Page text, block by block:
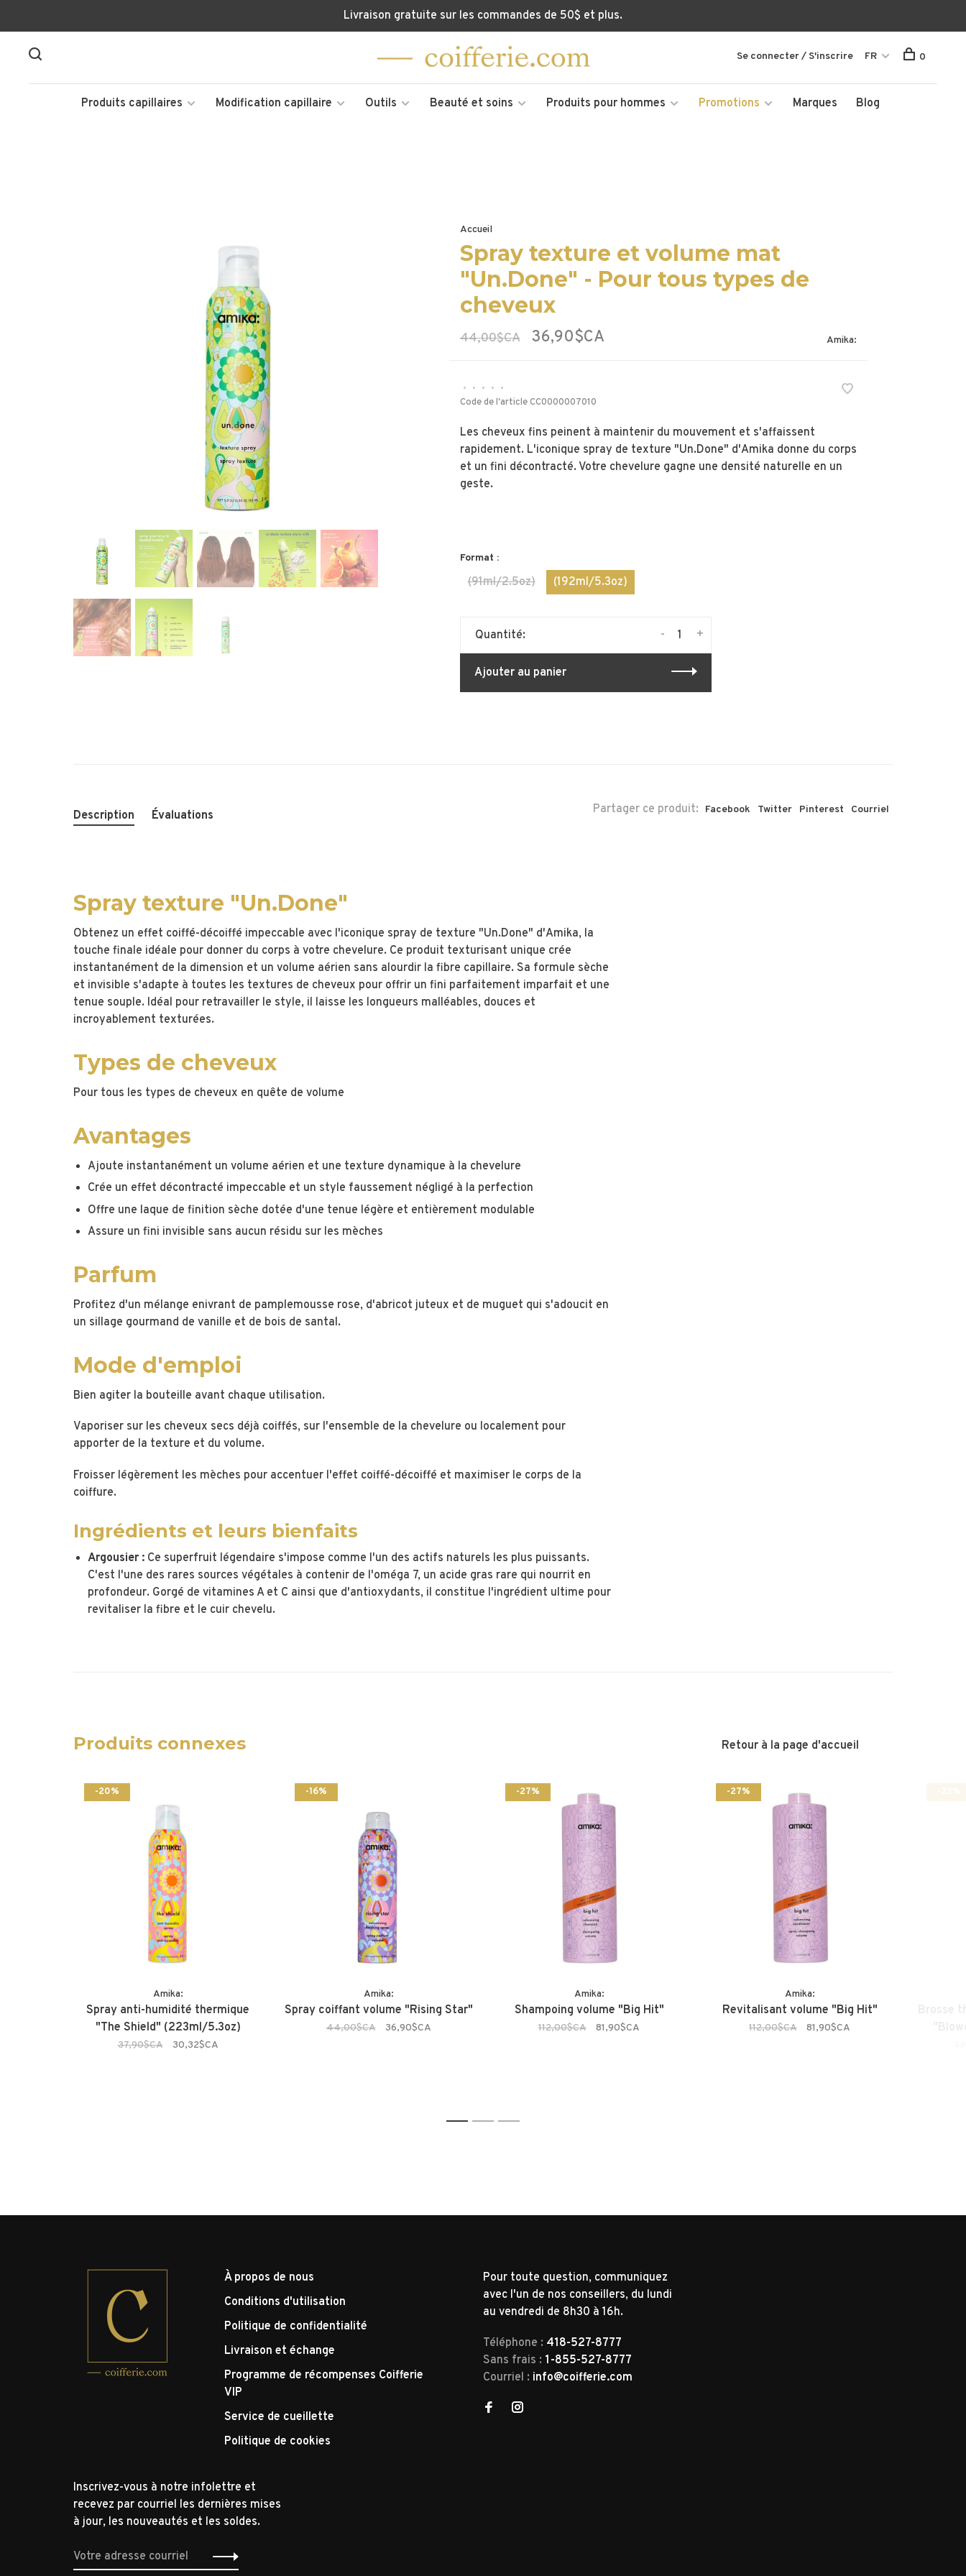
Livraison gratuite sur les commandes de 50$ et plus.
Produits capillaires Modification capillaire Outils Beauté et soins Produits pour hommes Promotions Marques Blog
Se connecter / S'inscrire FR 0
Accueil
Spray texture et volume mat
"Un.Done" - Pour tous types de
cheveux
44,00$CA 36,90$CA Amika:
• • • •
•
Code de l'articleCC0000007010
Les cheveux fins peinent à maintenir du mouvement et s'affaissent
rapidement. L'iconique spray de texture "Un.Done" d'Amika donne du corps
et un fini décontracté. Votre chevelure gagne une densité naturelle en un
geste.
Format :
(91ml/2.5oz) (192ml/5.3oz)
Quantité: +
-
Ajouter au panier
Partager ce produit: Facebook Twitter Pinterest Courriel
Description Évaluations
Spray texture "Un.Done"
Obtenez un effet coiffé-décoiffé impeccable avec l'iconique spray de texture "Un.Done" d'Amika, la
touche finale idéale pour donner du corps à votre chevelure. Ce produit texturisant unique crée
instantanément de la dimension et un volume aérien sans alourdir la fibre capillaire. Sa formule sèche
et invisible s'adapte à toutes les textures de cheveux pour offrir un fini parfaitement imparfait et une
tenue souple. Idéal pour retravailler le style, il laisse les longueurs malléables, douces et
incroyablement texturées.
Types de cheveux
Pour tous les types de cheveux en quête de volume
Avantages
Ajoute instantanément un volume aérien et une texture dynamique à la chevelure
Crée un effet décontracté impeccable et un style faussement négligé à la perfection
Offre une laque de finition sèche dotée d'une tenue légère et entièrement modulable
Assure un fini invisible sans aucun résidu sur les mèches
Parfum
Profitez d'un mélange enivrant de pamplemousse rose, d'abricot juteux et de muguet qui s'adoucit en
un sillage gourmand de vanille et de bois de santal.
Mode d'emploi
Bien agiter la bouteille avant chaque utilisation.
Vaporiser sur les cheveux secs déjà coiffés, sur l'ensemble de la chevelure ou localement pour
apporter de la texture et du volume.
Froisser légèrement les mèches pour accentuer l'effet coiffé-décoiffé et maximiser le corps de la
coiffure.
Ingrédients et leurs bienfaits
Argousier : Ce superfruit légendaire s'impose comme l'un des actifs naturels les plus puissants.
C'est l'une des rares sources végétales à contenir de l'oméga 7, un acide gras rare qui nourrit en
profondeur. Gorgé de vitamines A et C ainsi que d'antioxydants, il constitue l'ingrédient ultime pour
revitaliser la fibre et le cuir chevelu.
Produits connexes Retour à la page d'accueil
-20%
Amika:
Spray anti-humidité thermique
"The Shield" (223ml/5.3oz)
37,90$CA 30,32$CA
-16%
Amika:
Spray coiffant volume "Rising Star"
44,00$CA 36,90$CA
-27%
Amika:
Shampoing volume "Big Hit"
112,00$CA 81,90$CA
-27%
Amika:
Revitalisant volume "Big Hit"
112,00$CA 81,90$CA
1 2 3
À propos de nous
Conditions d'utilisation
Politique de confidentialité
Livraison et échange
Programme de récompenses Coifferie
VIP
Service de cueillette
Politique de cookies
Inscrivez-vous à notre infolettre et
recevez par courriel les dernières mises
à jour, les nouveautés et les soldes.
Pour toute question, communiquez
avec l'un de nos conseillers, du lundi
au vendredi de 8h30 à 16h.
Téléphone : 418-527-8777
Sans frais : 1-855-527-8777
Courriel : info@coifferie.com